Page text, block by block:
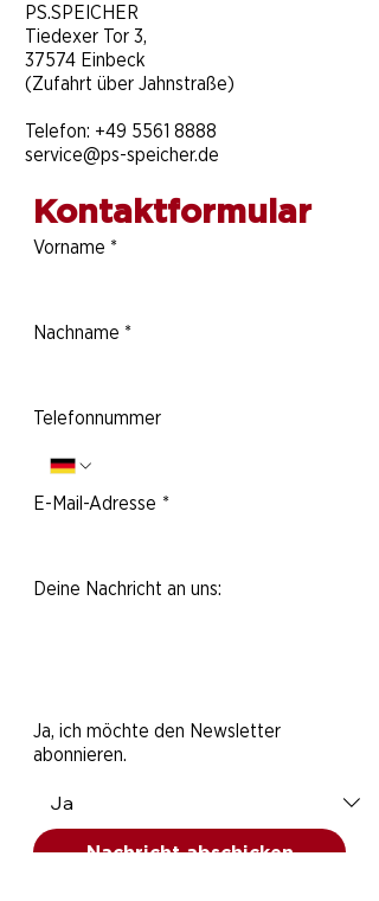
​PS.SPEICHER
Tiedexer Tor 3,
37574 Einbeck
(Zufahrt über Jahnstraße)
Telefon: +49 5561 8888
service@ps-speicher.de
Kontaktformular
Vorname *
Nachname *
Telefonnummer
E-Mail-Adresse *
Deine Nachricht an uns:
Ja, ich möchte den Newsletter
abonnieren.
Nachricht abschicken